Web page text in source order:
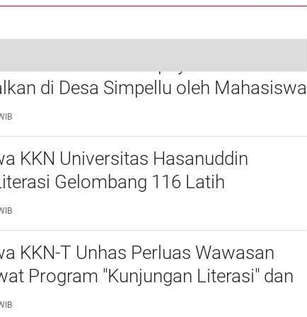
0
di Desa Simpellu oleh Mahasiswa
Gel-116
KKN Universitas Hasanuddin
Gelombang 116 Latih
Anak melalui Kegiatan Membuat
Buku Bacaan
KKN-T Unhas Perluas Wawasan
Program "Kunjungan Literasi" dan
Perpustakaan Desa